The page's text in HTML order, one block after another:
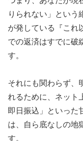
りられない」という
が発している『これ
での返済はすでに破
す。
それにも関わらず、
れるために、ネット
即日振込」といった
は、自ら底なしの地
す。